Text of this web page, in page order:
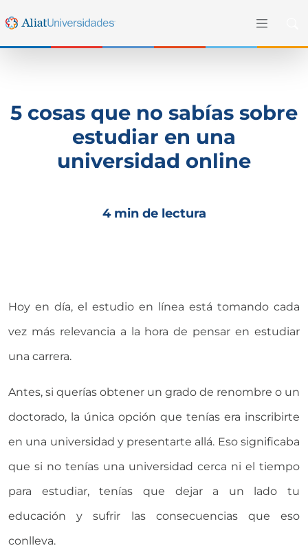
5 cosas que no sabías sobre
estudiar en una
universidad online
4 min de lectura
Hoy en día, el estudio en línea está tomando cada
vez más relevancia a la hora de pensar en estudiar
una carrera.
Antes, si querías obtener un grado de renombre o un
doctorado, la única opción que tenías era inscribirte
en una universidad y presentarte allá. Eso significaba
que si no tenías una universidad cerca ni el tiempo
para estudiar, tenías que dejar a un lado tu
educación y sufrir las consecuencias que eso
conlleva.